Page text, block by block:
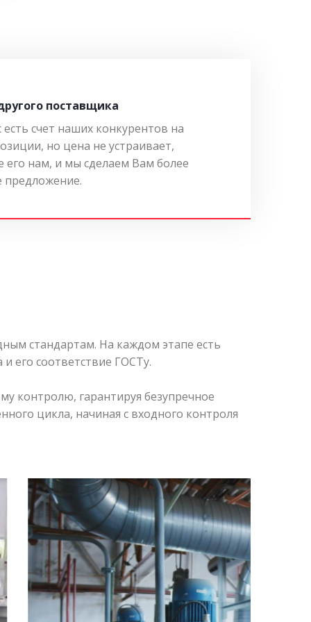
поставщика
есть счет наших конкурентов на
но цена не устраивает,
его нам, и мы сделаем Вам более
предложение.
стандартам. На каждом этапе есть
его соответствие ГОСТу.
контролю, гарантируя безупречное
цикла, начиная с входного контроля